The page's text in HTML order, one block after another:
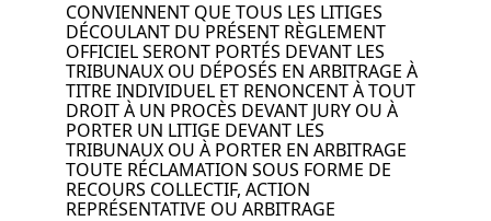
CONVIENNENT QUE TOUS LES LITIGES
DÉCOULANT DU PRÉSENT RÈGLEMENT
OFFICIEL SERONT PORTÉS DEVANT LES
TRIBUNAUX OU DÉPOSÉS EN ARBITRAGE À
TITRE INDIVIDUEL ET RENONCENT À TOUT
DROIT À UN PROCÈS DEVANT JURY OU À
PORTER UN LITIGE DEVANT LES
TRIBUNAUX OU À PORTER EN ARBITRAGE
TOUTE RÉCLAMATION SOUS FORME DE
RECOURS COLLECTIF, ACTION
REPRÉSENTATIVE OU ARBITRAGE